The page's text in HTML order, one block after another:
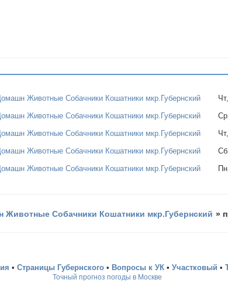
Животные Собачники Кошатники мкр.Губернский
Животные Собачники Кошатники мкр.Губернский
Животные Собачники Кошатники мкр.Губернский
Животные Собачники Кошатники мкр.Губернский
Животные Собачники Кошатники мкр.Губернский
Животные Собачники Кошатники мкр.Губернский »
• Страницы Губернского • Вопросы к УК • Участковый •
Точный прогноз погоды в Москве